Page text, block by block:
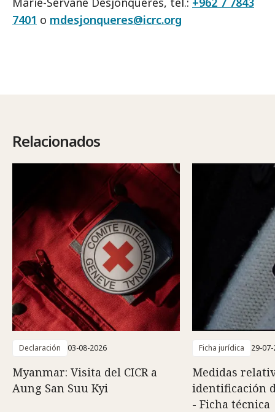
7401 o mdesjonqueres@icrc.org
Relacionados
Declaración 03-08-2026
Myanmar: Visita del CICR a
Aung San Suu Kyi
Ficha jurídica 29-
Medidas
identificación
- Ficha técnica